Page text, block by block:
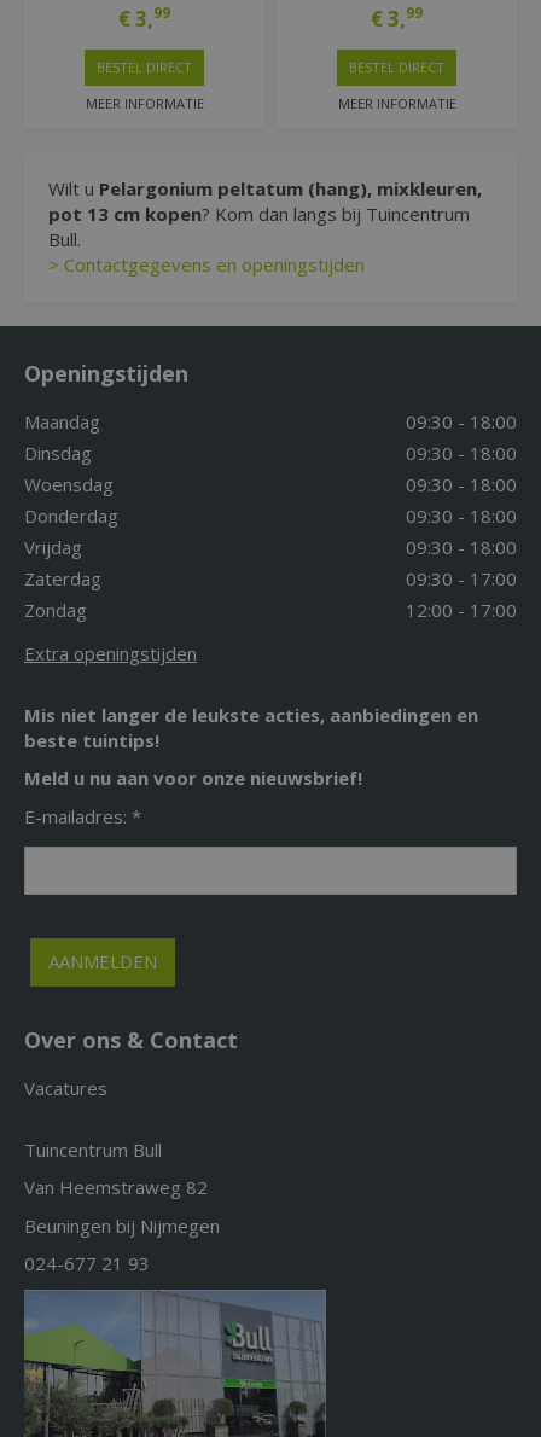
€3,99
MEER INFORMATIE
BESTEL DIRECT
€3,99
MEER INFORMATIE
BESTEL DIRECT
Wilt u Pelargonium peltatum (hang), mixkleuren,
pot 13 cm kopen? Kom dan langs bij Tuincentrum
Bull.
> Contactgegevens en openingstijden
Openingstijden
Maandag
09:30 - 18:00
Dinsdag
09:30 - 18:00
Woensdag
09:30 - 18:00
Donderdag
09:30 - 18:00
Vrijdag
09:30 - 18:00
Zaterdag
09:30 - 17:00
Zondag
12:00 - 17:00
Extra openingstijden
Mis niet langer de leukste acties, aanbiedingen en
beste tuintips!
Meld u nu aan voor onze nieuwsbrief!
E-mailadres: *
Over ons & Contact
Vacatures
Tuincentrum Bull
Van Heemstraweg 82
Beuningen bij Nijmegen
024-677 21 93